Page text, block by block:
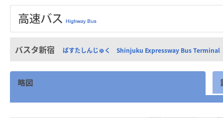
バスタ新宿 ばすたしんじゅく Shinjuku Expressway Bus Terminal